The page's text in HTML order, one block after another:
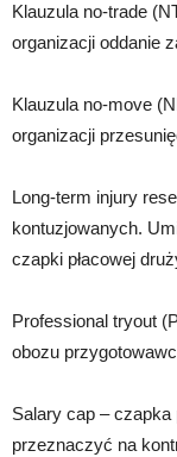
Klauzula no-trade
organizacji oddanie
Klauzula no-move
organizacji
Long-term injury
kontuzjowanych.
czapki płacowej
Professional tryout
obozu
Salary cap – czapka
przeznaczyć na